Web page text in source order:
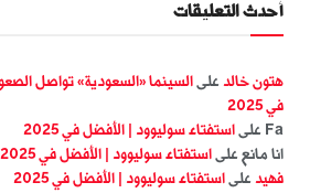
أحدث التعليقات
هتون خالد على السينما «السعودية» تواصل
في 2025
Fa على استفتاء سوليوود | الأفضل في 2025
انا مانع على استفتاء سوليوود | الأفضل في 2025
فهيد على استفتاء سوليوود | الأفضل في 2025